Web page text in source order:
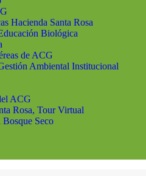
Hacienda Santa Rosa
Biológica
de ACG
Ambiental Institucional
ACG
Rosa, Tour Virtual
Bosque Seco